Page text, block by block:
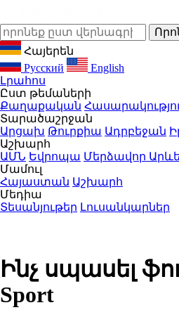
Հայերեն
Русский
English
Լրահոս
Ըստ թեմաների
Քաղաքական
Տարածաշրջան
Արցախ Թուրքիա Ադրբեջան
Աշխարհ
ԱՄՆ Եվրոպա Մերձավոր
Մամուլ
Հայաստան Աշխարհ
Մեդիա
Տեսանյութեր Լուսանկարներ
Ինչ սպասել
Sport